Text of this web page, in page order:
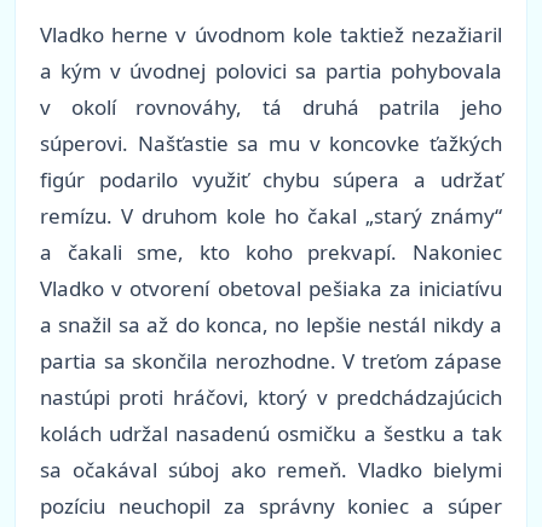
Vladko herne v úvodnom kole taktiež nezažiaril
a kým v úvodnej polovici sa partia pohybovala
v okolí rovnováhy, tá druhá patrila jeho
súperovi. Našťastie sa mu v koncovke ťažkých
figúr podarilo využiť chybu súpera a udržať
remízu. V druhom kole ho čakal „starý známy“
a čakali sme, kto koho prekvapí. Nakoniec
Vladko v otvorení obetoval pešiaka za iniciatívu
a snažil sa až do konca, no lepšie nestál nikdy a
partia sa skončila nerozhodne. V treťom zápase
nastúpi proti hráčovi, ktorý v predchádzajúcich
kolách udržal nasadenú osmičku a šestku a tak
sa očakával súboj ako remeň. Vladko bielymi
pozíciu neuchopil za správny koniec a súper